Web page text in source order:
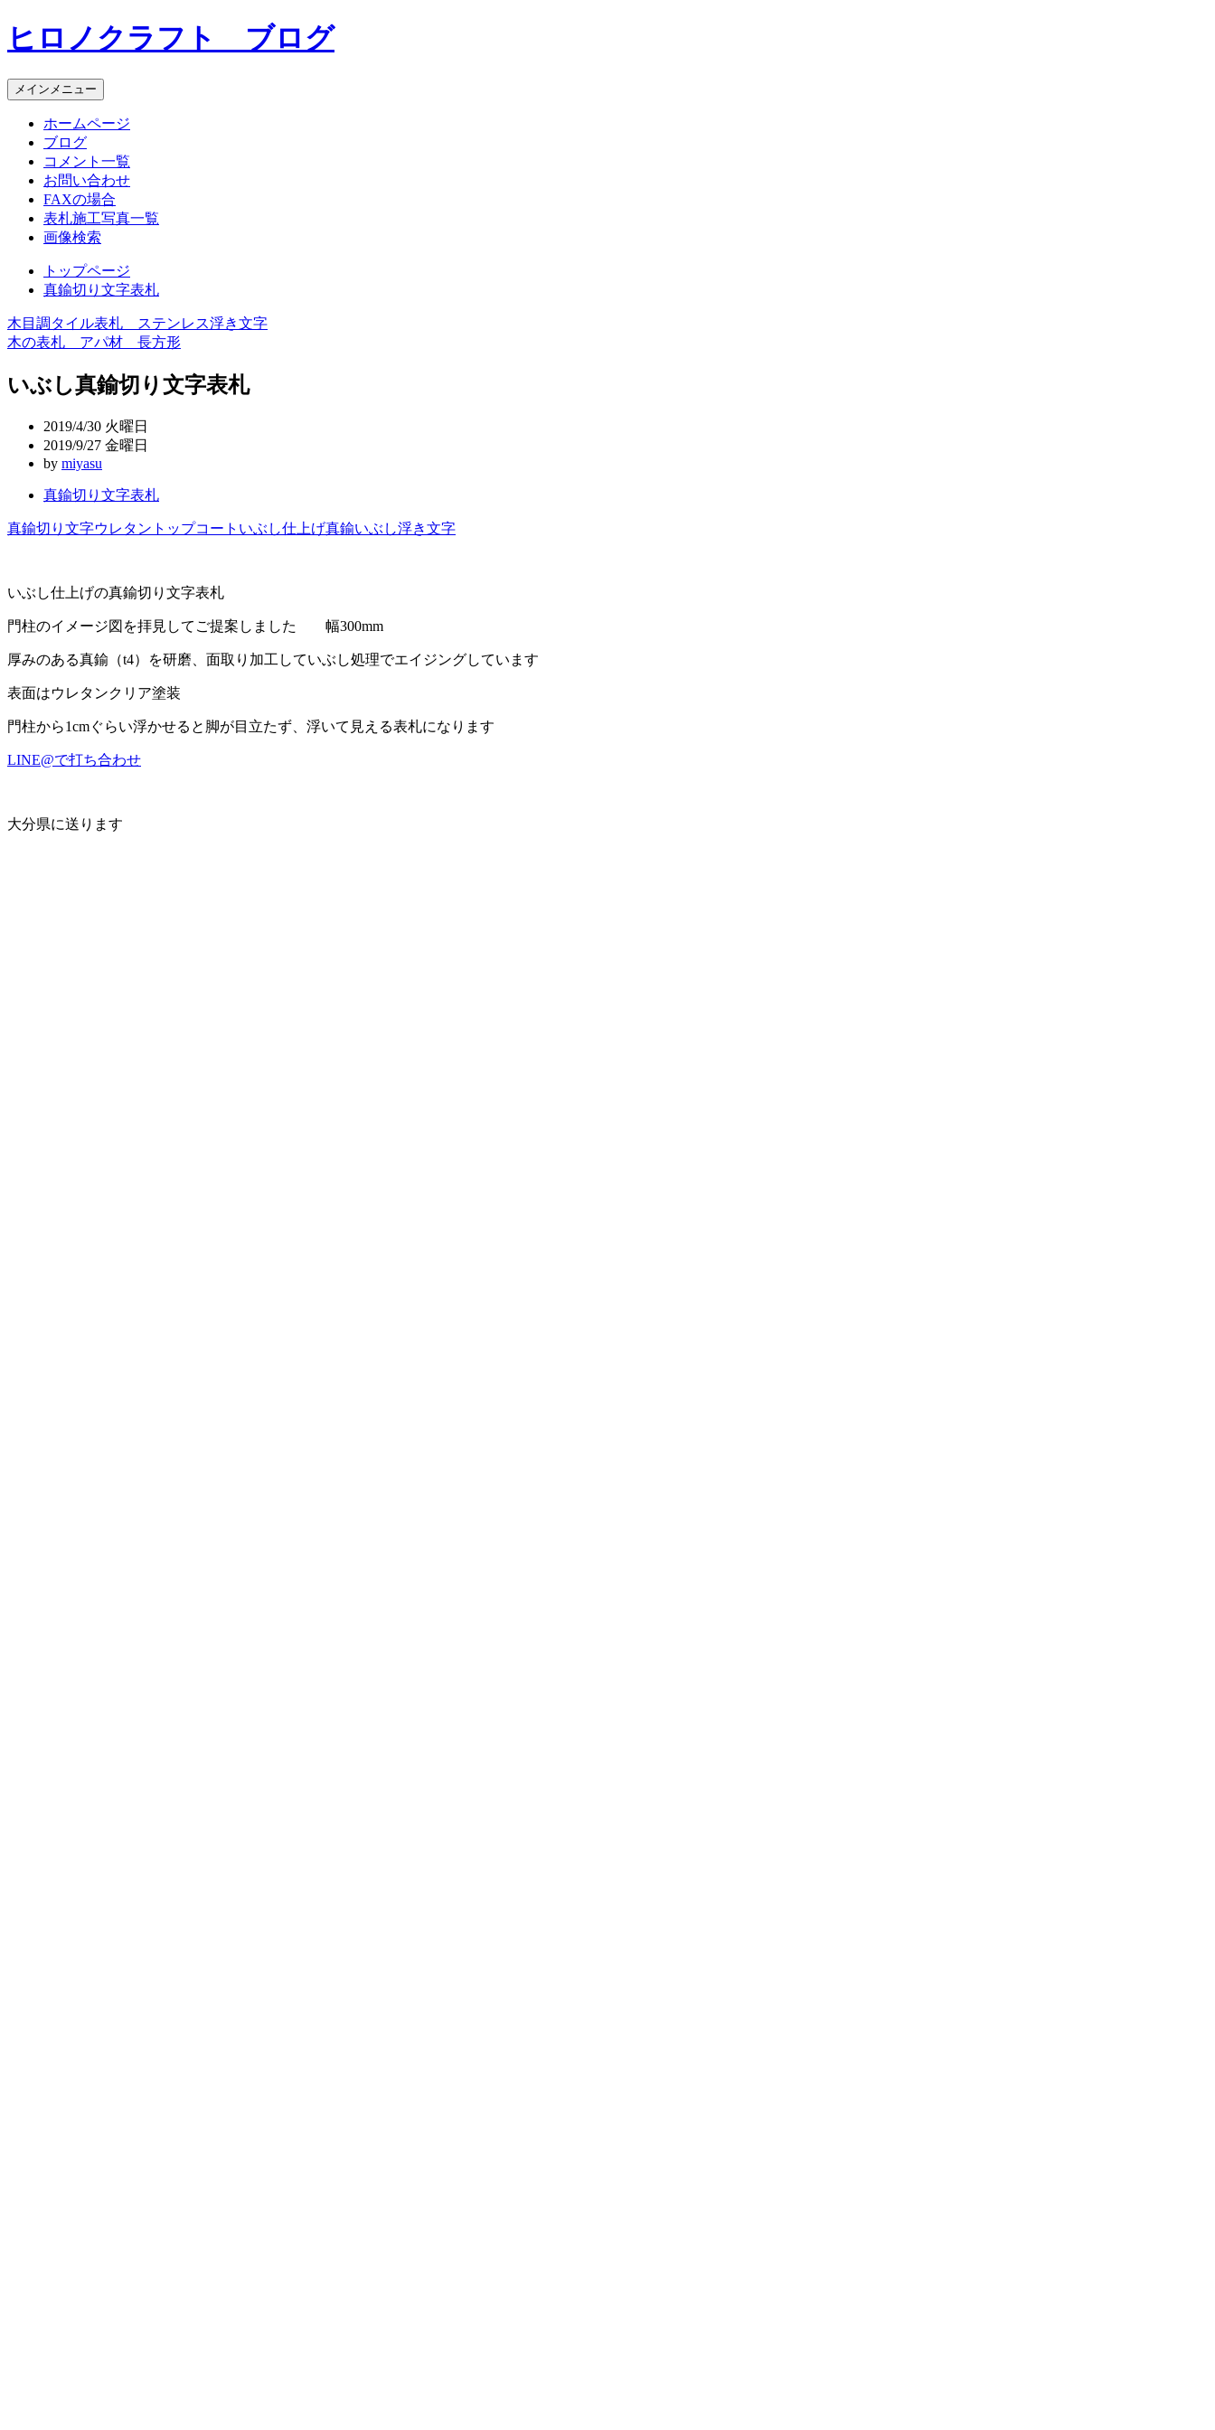
コ
ン
ン
ツ
ヒロノクラフト ブログ
メインメニュー
ホームページ
ブログ
コメント一覧
お問い合わせ
FAXの場合
表札施工写真一覧
画像検索
トップページ
真鍮切り文字表札
投
稿
ナ
ョ
木目調タイル表札 ステンレス浮き文字
木の表札 アパ材 長方形
いぶし真鍮切り文字表札
2019/4/30 火曜日
2019/9/27 金曜日
by miyasu
真鍮切り文字表札
真鍮切り文字ウレタントップコート いぶし仕上げ真鍮いぶし浮き文字
いぶし仕上げの真鍮切り文字表札
門柱のイメージ図を拝見してご提案しました 幅300mm
厚みのある真鍮（t4）を研磨、面取り加工していぶし処理でエイジングしています
表面はウレタンクリア塗装
門柱から1cmぐらい浮かせると脚が目立たず、浮いて見える表札になります
LINE@で打ち合わせ
大分県に送ります